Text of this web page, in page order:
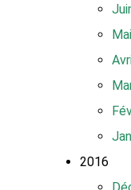
2016